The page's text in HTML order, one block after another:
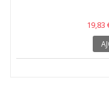
19,83